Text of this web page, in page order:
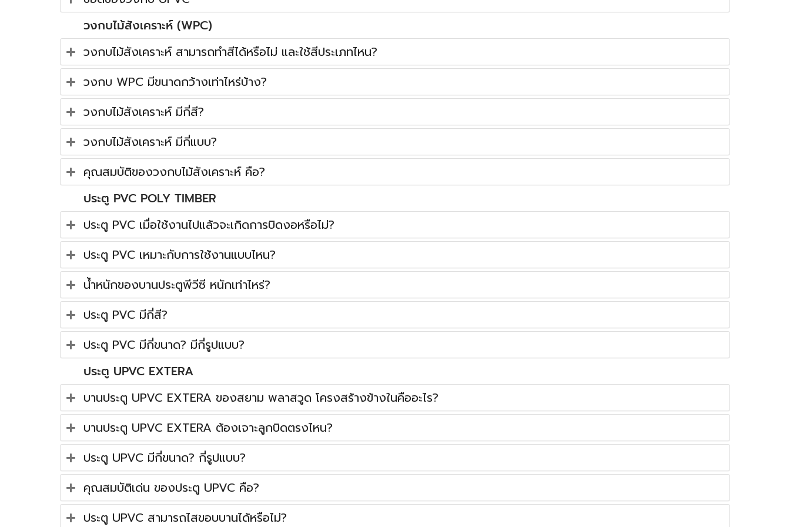
วงกบไม้สังเคราะห์ (WPC)
วงกบไม้สังเคราะห์ สามารถทำสีได้หรือไม่ และใช้สีประเภทไหน?
วงกบ WPC มีขนาดกว้างเท่าไหร่บ้าง?
วงกบไม้สังเคราะห์ มีกี่สี?
วงกบไม้สังเคราะห์ มีกี่แบบ?
คุณสมบัติของวงกบไม้สังเคราะห์ คือ?
ประตู PVC POLY TIMBER
ประตู PVC เมื่อใช้งานไปแล้วจะเกิดการบิดงอหรือไม่?
ประตู PVC เหมาะกับการใช้งานแบบไหน?
น้ำหนักของบานประตูพีวีซี หนักเท่าไหร่?
ประตู PVC มีกี่สี?
ประตู PVC มีกี่ขนาด? มีกี่รูปแบบ?
ประตู UPVC EXTERA
บานประตู UPVC EXTERA ของสยาม พลาสวูด โครงสร้างข้างในคืออะไร?
บานประตู UPVC EXTERA ต้องเจาะลูกบิดตรงไหน?
ประตู UPVC มีกี่ขนาด? กี่รูปแบบ?
คุณสมบัติเด่น ของประตู UPVC คือ?
ประตู UPVC สามารถไสขอบบานได้หรือไม่?